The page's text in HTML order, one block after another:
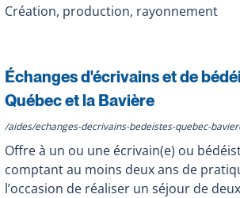
Création, production, rayonnement
Échanges d'écrivains et de
Québec et la Bavière
/aides/echanges-decrivains-bedeistes-quebec-
Offre à un ou une écrivain(e) ou
comptant au moins deux ans de
l’occasion de réaliser un séjour de